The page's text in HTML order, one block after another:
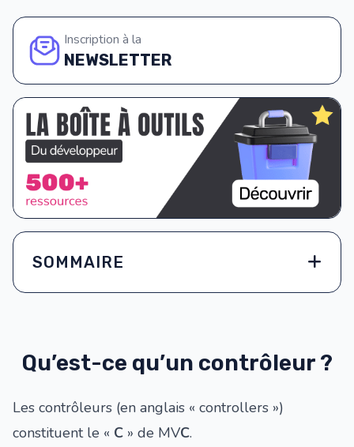
Inscription à la
NEWSLETTER
SOMMAIRE
Qu’est-ce qu’un contrôleur ?
Les contrôleurs (en anglais « controllers »)
constituent le « C » de MVC.